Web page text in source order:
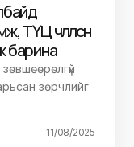
ТҮЦ чөлөөлсөн
барина
зөрчлийг
11/08/2025